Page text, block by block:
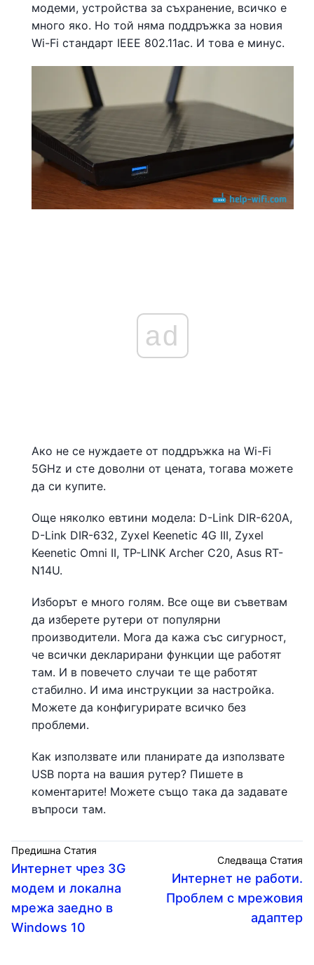
модеми, устройства за съхранение, всичко е
много яко. Но той няма поддръжка за новия
Wi-Fi стандарт IEEE 802.11ac. И това е минус.
ad
Ако не се нуждаете от поддръжка на Wi-Fi
5GHz и сте доволни от цената, тогава можете
да си купите.
Още няколко евтини модела: D-Link DIR-620A,
D-Link DIR-632, Zyxel Keenetic 4G III, Zyxel
Keenetic Omni II, TP-LINK Archer C20, Asus RT-
N14U.
Изборът е много голям. Все още ви съветвам
да изберете рутери от популярни
производители. Мога да кажа със сигурност,
че всички декларирани функции ще работят
там. И в повечето случаи те ще работят
стабилно. И има инструкции за настройка.
Можете да конфигурирате всичко без
проблеми.
Как използвате или планирате да използвате
USB порта на вашия рутер? Пишете в
коментарите! Можете също така да задавате
въпроси там.
Предишна Статия
Интернет чрез 3G
модем и локална
мрежа заедно в
Windows 10
Следваща Статия
Интернет не работи.
Проблем с мрежовия
адаптер